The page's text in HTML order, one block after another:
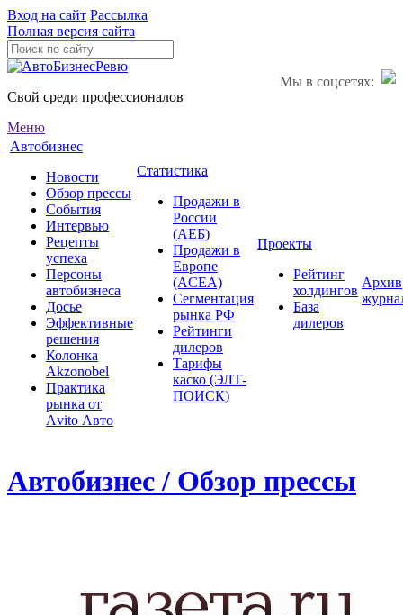
Вход на сайт Рассылка
Полная версия сайта
Мы в соцсетях:
Свой среди профессионалов
Меню
Автобизнес
Новости
Обзор прессы
События
Интервью
Рецепты
успеха
Персоны
автобизнеса
Досье
Эффективные
решения
Колонка
Akzonobel
Практика
рынка от
Аvito Авто
Статистика
Продажи в
России
(АЕБ)
Продажи в
Европе
(ACEA)
Сегментация
рынка РФ
Рейтинги
дилеров
Тарифы
каско (ЭЛТ-
ПОИСК)
Проекты
Рейтинг
холдингов
База
дилеров
Архив
Автобизнес / Обзор прессы